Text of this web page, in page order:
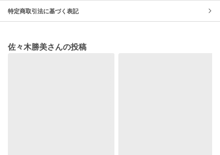
特定商取引法に基づく表記
佐々木勝美さんの投稿